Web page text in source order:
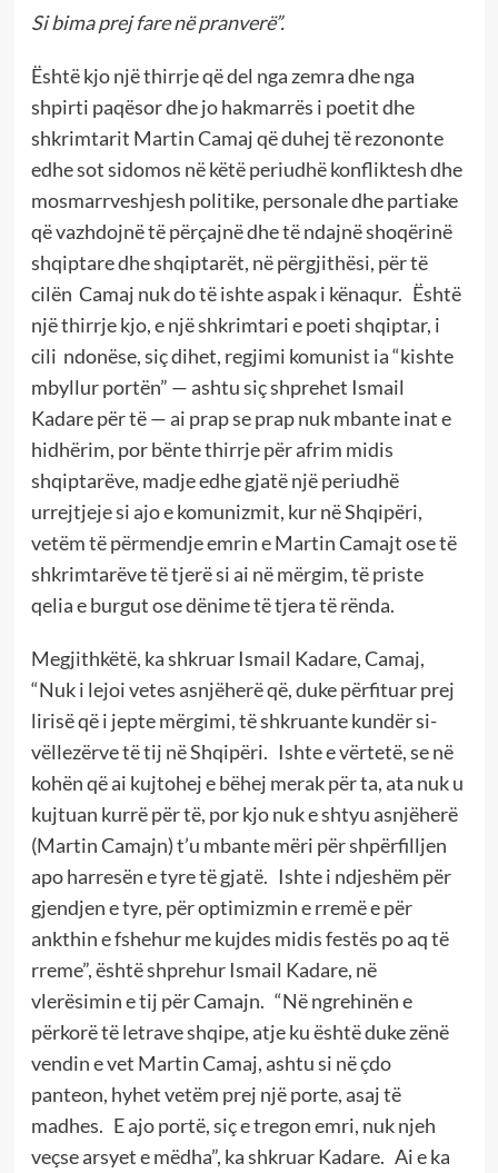
Si bima prej fare në pranverë”.
Është kjo një thirrje që del nga zemra dhe nga
shpirti paqësor dhe jo hakmarrës i poetit dhe
shkrimtarit Martin Camaj që duhej të rezononte
edhe sot sidomos në këtë periudhë konfliktesh dhe
mosmarrveshjesh politike, personale dhe partiake
që vazhdojnë të përçajnë dhe të ndajnë shoqërinë
shqiptare dhe shqiptarët, në përgjithësi, për të
cilën Camaj nuk do të ishte aspak i kënaqur. Është
një thirrje kjo, e një shkrimtari e poeti shqiptar, i
cili ndonëse, siç dihet, regjimi komunist ia “kishte
mbyllur portën” — ashtu siç shprehet Ismail
Kadare për të — ai prap se prap nuk mbante inat e
hidhërim, por bënte thirrje për afrim midis
shqiptarëve, madje edhe gjatë një periudhë
urrejtjeje si ajo e komunizmit, kur në Shqipëri,
vetëm të përmendje emrin e Martin Camajt ose të
shkrimtarëve të tjerë si ai në mërgim, të priste
qelia e burgut ose dënime të tjera të rënda.
Megjithkëtë, ka shkruar Ismail Kadare, Camaj,
“Nuk i lejoi vetes asnjëherë që, duke përfituar prej
lirisë që i jepte mërgimi, të shkruante kundër si-
vëllezërve të tij në Shqipëri. Ishte e vërtetë, se në
kohën që ai kujtohej e bëhej merak për ta, ata nuk u
kujtuan kurrë për të, por kjo nuk e shtyu asnjëherë
(Martin Camajn) t’u mbante mëri për shpërfilljen
apo harresën e tyre të gjatë. Ishte i ndjeshëm për
gjendjen e tyre, për optimizmin e rremë e për
ankthin e fshehur me kujdes midis festës po aq të
rreme”, është shprehur Ismail Kadare, në
vlerësimin e tij për Camajn. “Në ngrehinën e
përkorë të letrave shqipe, atje ku është duke zënë
vendin e vet Martin Camaj, ashtu si në çdo
panteon, hyhet vetëm prej një porte, asaj të
madhes. E ajo portë, siç e tregon emri, nuk njeh
veçse arsyet e mëdha”, ka shkruar Kadare. Ai e ka